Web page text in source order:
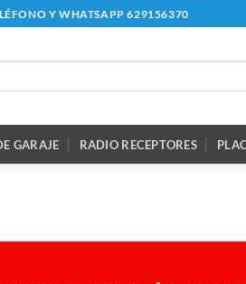
Y WHATSAPP 629156370
GARAJE RADIO RECEPTORES